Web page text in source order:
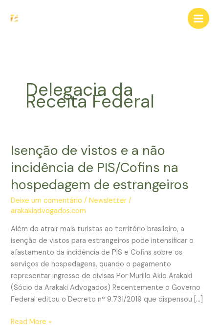
para
Delegacia da
Receita Federal
Isenção de vistos e a não
incidência de PIS/Cofins na
hospedagem de estrangeiros
Deixe um comentário /Newsletter /
arakakiadvogados.com
Além de atrair mais turistas ao território brasileiro, a
isenção de vistos para estrangeiros pode intensificar o
afastamento da incidência de PIS e Cofins sobre os
serviços de hospedagens, quando o pagamento
representar ingresso de divisas Por Murillo Akio Arakaki
(Sócio da Arakaki Advogados) Recentemente o Governo
Federal editou o Decreto nº 9.731/2019 que dispensou […]
Isenção
Read More »